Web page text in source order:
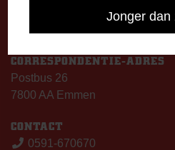
Jonger dan
CORRESPONDENTIE-ADRES
Postbus 26
7800 AA Emmen
CONTACT
0591-670670